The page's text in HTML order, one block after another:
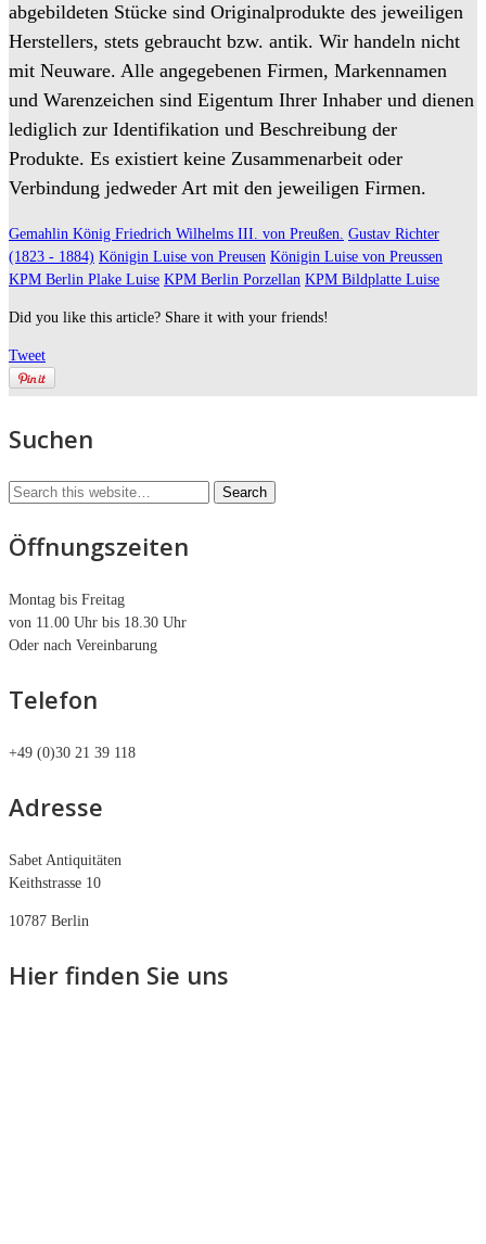
abgebildeten Stücke sind Originalprodukte des jeweiligen
Herstellers, stets gebraucht bzw. antik. Wir handeln nicht
mit Neuware. Alle angegebenen Firmen, Markennamen
und Warenzeichen sind Eigentum Ihrer Inhaber und dienen
lediglich zur Identifikation und Beschreibung der
Produkte. Es existiert keine Zusammenarbeit oder
Verbindung jedweder Art mit den jeweiligen Firmen.
Gemahlin König Friedrich Wilhelms III. von Preußen. Gustav Richter
(1823 - 1884) Königin Luise von Preusen Königin Luise von Preussen
KPM Berlin Plake Luise KPM Berlin Porzellan KPM Bildplatte Luise
Did you like this article? Share it with your friends!
Tweet
Suchen
Öffnungszeiten
Montag bis Freitag
von 11.00 Uhr bis 18.30 Uhr
Oder nach Vereinbarung
Telefon
+49 (0)30 21 39 118
Adresse
Sabet Antiquitäten
Keithstrasse 10
10787 Berlin
Hier finden Sie uns